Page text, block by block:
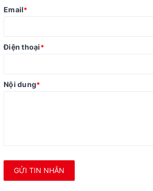
Email*
Điện thoại*
Nội dung*
GỬI TIN NHẮN